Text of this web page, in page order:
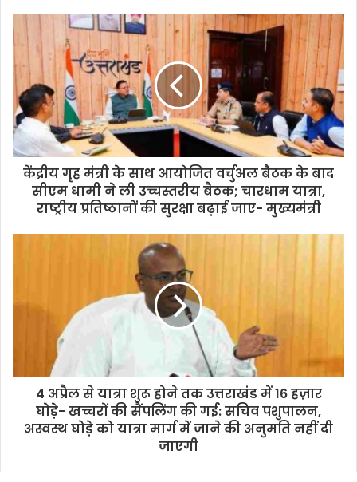
केंद्रीय गृह मंत्री के साथ आयोजित वर्चुअल बैठक के बाद
सीएम धामी ने ली उच्चस्तरीय बैठक; चारधाम यात्रा,
राष्ट्रीय प्रतिष्ठानों की सुरक्षा बढ़ाई जाए- मुख्यमंत्री
4 अप्रैल से यात्रा शुरू होने तक उत्तराखंड में 16 हज़ार
घोड़े- खच्चरों की सैंपलिंग की गई: सचिव पशुपालन,
अस्वस्थ घोड़े को यात्रा मार्ग में जाने की अनुमति नहीं दी
जाएगी